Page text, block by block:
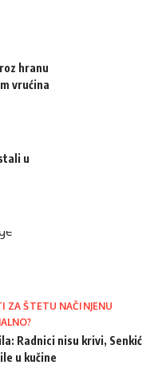
hranu
vrućina
u
ZA ŠTETU NAČINJENU
Radnici nisu krivi, Senkić
u kučine